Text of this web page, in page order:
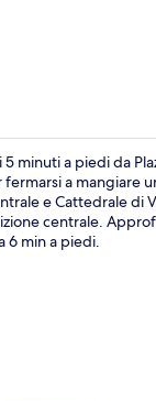
minuti a piedi da
a mangiare
e Cattedrale di
centrale.
6 min a piedi.